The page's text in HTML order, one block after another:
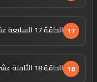
17 الحلقة 17 السابعة عشر
18 الحلقة 18 الثامنة عشر